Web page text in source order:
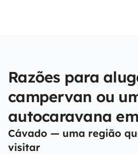
Razões para
campervan ou
autocaravana
Cávado — uma região
visitar